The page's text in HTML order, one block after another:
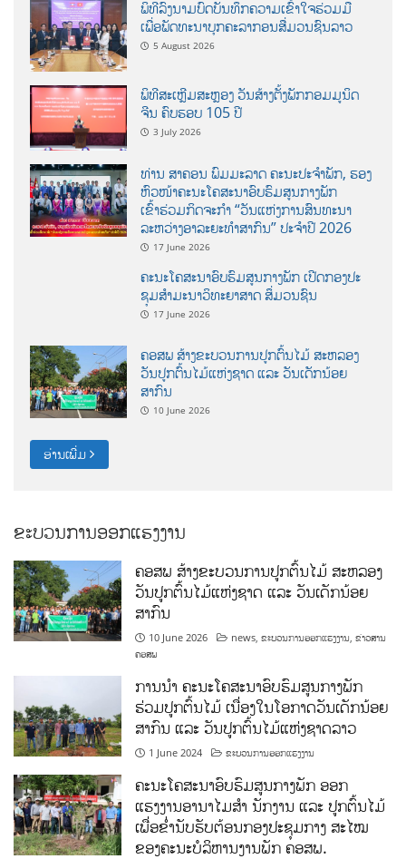
ພິທີລົງນາມບົດບັນທຶກຄວາມເຂົ້າໃຈຮ່ວມມື
ເພື່ອພັດທະນາບຸກຄະລາກອນສື່ມວນຊົນລາວ
5 August 2026
ພິທີສະເຫຼີມສະຫຼອງ ວັນສ້າງຕັ້ງພັກກອມມູນິດ
ຈີນ ຄົບຮອບ 105 ປີ
3 July 2026
ທ່ານ ສາຄອນ ພົມມະລາດ ຄະນະປະຈໍາພັກ, ຮອງ
ຫົວໜ້າຄະນະໂຄສະນາອົບຮົມສູນກາງພັກ
ເຂົ້າຮ່ວມກິດຈະກຳ “ວັນແຫ່ງການສົນທະນາ
ລະຫວ່າງອາລະຍະທຳສາກົນ” ປະຈຳປີ 2026
17 June 2026
ຄະນະໂຄສະນາອົບຮົມສູນກາງພັກ ເປີດກອງປະ
ຊຸມສຳມະນາວິທະຍາສາດ ສຶ່ມວນຊົນ
17 June 2026
ຄອສພ ສ້າງຂະບວນການປູກຕົ້ນໄມ້ ສະຫລອງ
ວັນປູກຕົ້ນໄມ້ແຫ່ງຊາດ ແລະ ວັນເດັກນ້ອຍ
ສາກົນ
10 June 2026
ອ່ານເພີ່ມ
ຂະບວນການອອກແຮງງານ
ຄອສພ ສ້າງຂະບວນການປູກຕົ້ນໄມ້ ສະຫລອງ
ວັນປູກຕົ້ນໄມ້ແຫ່ງຊາດ ແລະ ວັນເດັກນ້ອຍ
ສາກົນ
10 June 2026 news ,ຂະບວນການອອກແຮງງານ ,ຂ່າວສານ
ຄອສພ
ການນໍາ ຄະນະໂຄສະນາອົບຮົມສູນກາງພັກ
ຮ່ວມປູກຕົ້ນໄມ້ ເນື່ອງໃນໂອກາດວັນເດັກນ້ອຍ
ສາກົນ ແລະ ວັນປູກຕົ້ນໄມ້ແຫ່ງຊາດລາວ
1 June 2024 ຂະບວນການອອກແຮງງານ
ຄະນະໂຄສະນາອົບຮົມສູນກາງພັກ ອອກ
ແຮງງານອານາໄມສໍາ ນັກງານ ແລະ ປູກຕົ້ນໄມ້
ເພື່ອຂໍ່ານັບຮັບຕ້ອນກອງປະຊຸມກາງ ສະໄໝ
ຂອງຄະນະບໍລິຫານງານພັກ ຄອສພ.